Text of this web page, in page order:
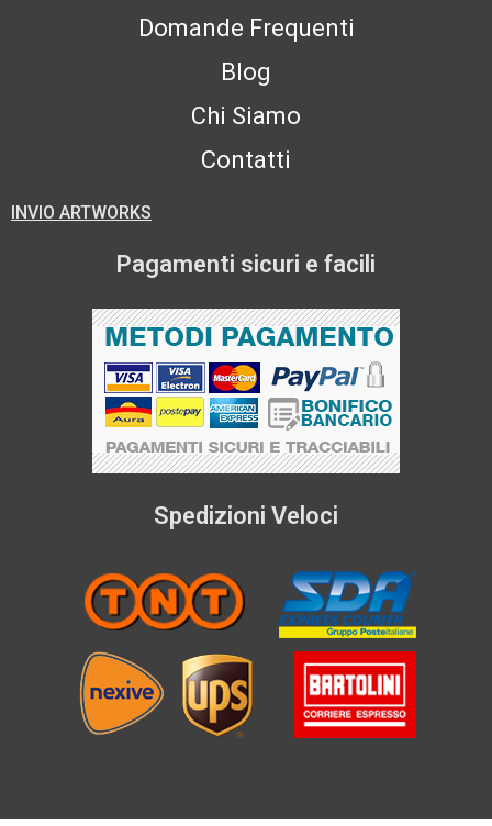
Domande Frequenti
Blog
Chi Siamo
Contatti
INVIO ARTWORKS
Pagamenti sicuri e facili
Spedizioni Veloci